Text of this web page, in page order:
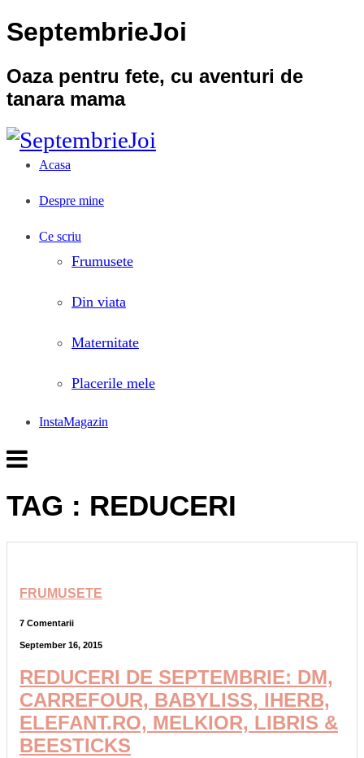
SeptembrieJoi
Oaza pentru fete, cu aventuri de
tanara mama
Acasa
Despre mine
Ce scriu
Frumusete
Din viata
Maternitate
Placerile mele
InstaMagazin
TAG : REDUCERI
FRUMUSETE
7 Comentarii
September 16, 2015
REDUCERI DE SEPTEMBRIE: DM,
CARREFOUR, BABYLISS, IHERB,
ELEFANT.RO, MELKIOR, LIBRIS &
BEESTICKS